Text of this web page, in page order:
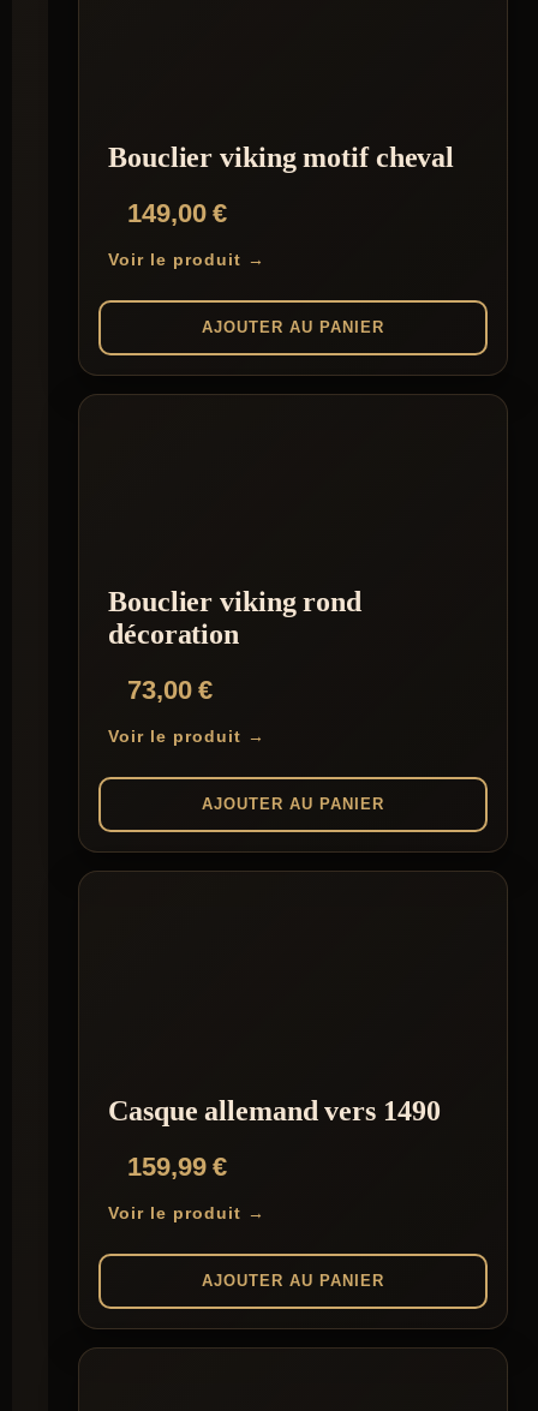
Bouclier viking motif cheval
149,00€
Voir le produit →
AJOUTER AU PANIER
Bouclier viking rond
décoration
73,00€
Voir le produit →
AJOUTER AU PANIER
Casque allemand vers 1490
159,99€
Voir le produit →
AJOUTER AU PANIER